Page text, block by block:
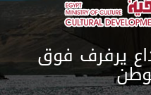
يرفرف فوق